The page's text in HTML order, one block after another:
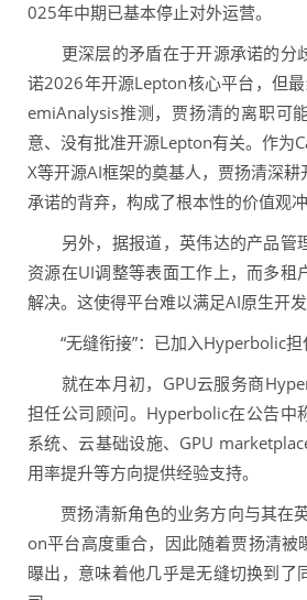
025年中期已基本停止对外运营。
更深层的矛盾在于开源承诺的分
诺2026年开源Lepton核心平台，但
emiAnalysis推测，贾扬清的离职可
意、没有批准开源Lepton有关。作为
X等开源AI框架的奠基人，贾扬清深
承诺的背弃，构成了根本性的价值观冲
另外，据报道，英伟达的产品管
资源在UI调整等表面工作上，而多租
解决。这使得平台难以满足AI原生开发
“无缝衔接”：已加入Hyperbolic担
就在本月初，GPU云服务商
担任公司顾问。Hyperbolic在公告中
系统、云基础设施、GPU
用率提升等方向提供经验支持。
贾扬清新角色的业务方向与其在
on平台高度重合，因此随着贾扬清被
曝出，意味着他几乎是无缝切换到了